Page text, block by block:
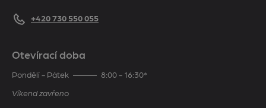
Telefon+420 730 550 055
Otevírací doba
Pondělí - Pátek
8:00 - 16:30*
Víkend zavřeno